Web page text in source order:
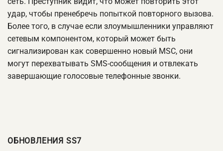
удар, чтобы пренебречь попыткой повторного вызова.
Более того, в случае если злоумышленники управляют
сетевым компонентом, который может быть
сигнализирован как совершенно новый MSC, они
могут перехватывать SMS-сообщения и отвлекать
завершающие голосовые телефонные звонки.
ОБНОВЛЕНИЯ SS7